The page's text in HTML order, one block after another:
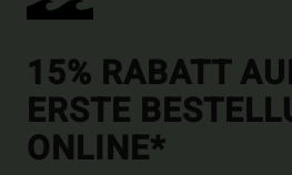
15% RABATT
ERSTE
ONLINE*